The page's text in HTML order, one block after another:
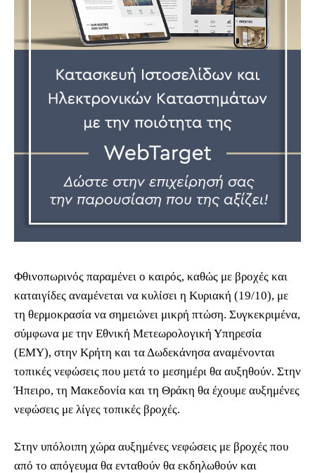
Φθινοπωρινός παραμένει ο καιρός, καθώς με βροχές και
καταιγίδες αναμένεται να κυλίσει η Κυριακή (19/10), με
τη θερμοκρασία να σημειώνει μικρή πτώση. Συγκεκριμένα,
σύμφωνα με την Εθνική Μετεωρολογική Υπηρεσία
(ΕΜΥ), στην Κρήτη και τα Δωδεκάνησα αναμένονται
τοπικές νεφώσεις που μετά το μεσημέρι θα αυξηθούν. Στην
Ήπειρο, τη Μακεδονία και τη Θράκη θα έχουμε αυξημένες
νεφώσεις με λίγες τοπικές βροχές.
Στην υπόλοιπη χώρα αυξημένες νεφώσεις με βροχές που
από το απόγευμα θα ενταθούν θα εκδηλωθούν και